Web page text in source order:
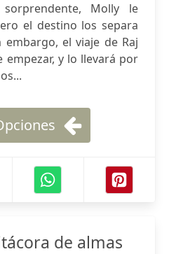
Molly le
el destino los separa
el viaje de Raj
empezar, y lo llevará por
de almas